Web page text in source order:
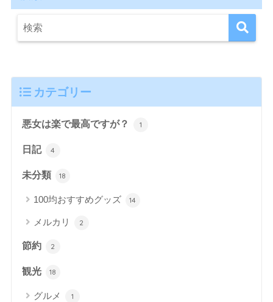
カテゴリー
悪女は楽で最高ですが？ 1
日記 4
未分類 18
100均おすすめグッズ 14
メルカリ 2
節約 2
観光 18
グルメ 1